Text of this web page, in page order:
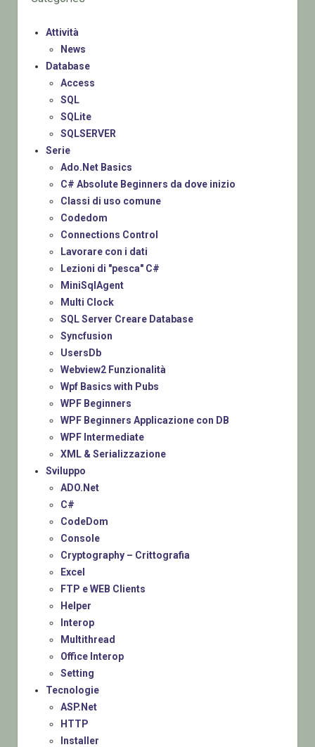
Attività
News
Database
Access
SQL
SQLite
SQLSERVER
Serie
Ado.Net Basics
C# Absolute Beginners da dove inizio
Classi di uso comune
Codedom
Connections Control
Lavorare con i dati
Lezioni di "pesca" C#
MiniSqlAgent
Multi Clock
SQL Server Creare Database
Syncfusion
UsersDb
Webview2 Funzionalità
Wpf Basics with Pubs
WPF Beginners
WPF Beginners Applicazione con DB
WPF Intermediate
XML & Serializzazione
Sviluppo
ADO.Net
C#
CodeDom
Console
Cryptography – Crittografia
Excel
FTP e WEB Clients
Helper
Interop
Multithread
Office Interop
Setting
Tecnologie
ASP.Net
HTTP
Installer